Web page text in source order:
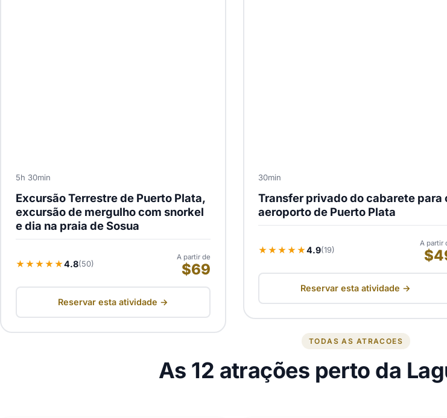
5h 30min
Excursão Terrestre de Puerto Plata,
excursão de mergulho com snorkel
e dia na praia de Sosua
★★★★★4.8(50)
A partir de
$69
Reservar esta atividade →
30min
Transfer privado do cabarete para
aeroporto de Puerto Plata
★★★★★4.9(19)
A partir
Reservar esta atividade →
TODAS AS ATRACOES
As 12 atrações perto da